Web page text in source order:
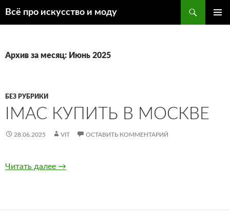
Всё про искусство и моду
Архив за месяц: Июнь 2025
БЕЗ РУБРИКИ
IMAC КУПИТЬ В МОСКВЕ
28.06.2025 VIT ОСТАВИТЬ КОММЕНТАРИЙ
Читать далее imac купить в москве
→